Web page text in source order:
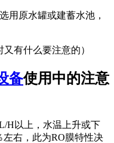
用原水罐或建蓄水池，
备使用中的注意
H以上，水温上升或下
右，此为RO膜特性决